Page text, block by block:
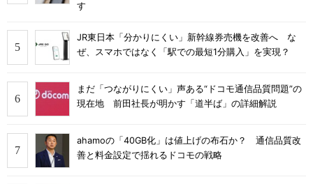
す
JR東日本「分かりにくい」新幹線券売機を改善へ な
ぜ、スマホではなく「駅での最短1分購入」を実現？
まだ「つながりにくい」声ある“ドコモ通信品質問題”の
現在地 前田社長が明かす「道半ば」の詳細解説
ahamoの「40GB化」は値上げの布石か？ 通信品質改
善と料金設定で揺れるドコモの戦略